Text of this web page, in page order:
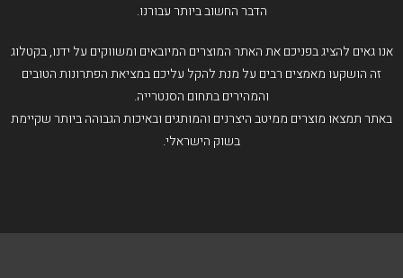
הדבר החשוב ביותר עבורנו.
אנו גאים להציג בפניכם את האתר המוצרים המיובאים ומשווקים על ידנו, בקטלוג
זה הושקעו מאמצים רבים על מנת להקל עליכם במציאת הפתרונות הטובים
והמהירים בתחום הסנטרייה.
באתר תמצאו מוצרים ממיטב היצרנים והמותגים ובאיכות הגבוהה ביותר שקיימת
בשוק הישראלי.